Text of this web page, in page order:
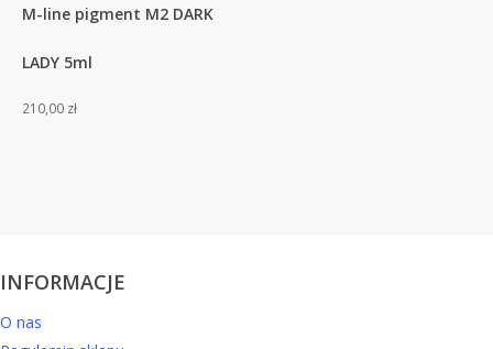
M-line pigment M2 DARK
LADY 5ml
210,00 zł
INFORMACJE
O nas